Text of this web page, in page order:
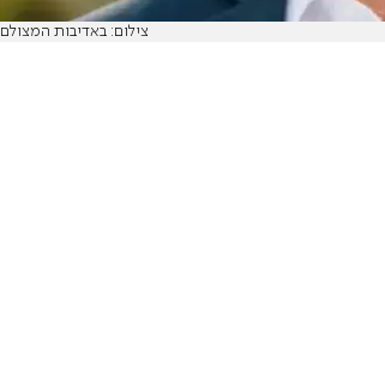
צילום: באדיבות המצולם